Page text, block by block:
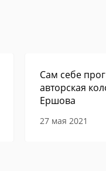
Сам себе
авторская
Ершова
27 мая 2021